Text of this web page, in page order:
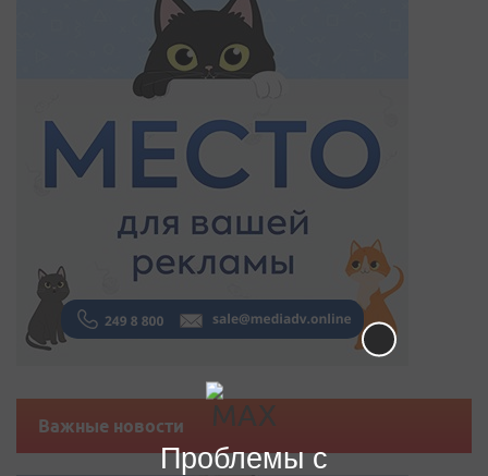
Важные новости
Проблемы с